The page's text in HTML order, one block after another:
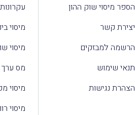
הספר מיסוי שוק ההון
יצירת קשר
הרשמה למבזקים
תנאי שימוש
הצהרת נגישות
מיסוי
מיסוי
מס
מיסוי
מיסוי